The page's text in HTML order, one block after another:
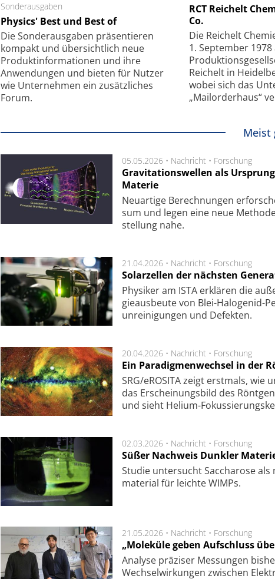
Sonderausgaben
Physics' Best und Best of
Die Sonder­ausgaben präsentieren
kompakt und übersichtlich neue
Produkt­informationen und ihre
Anwendungen und bieten für Nutzer
wie Unternehmen ein zusätzliches
Forum.
RCT Reichelt
Co.
Die Reichelt
1. September
Reichelt in
wobei sich das
„Mailorderhaus“
Faserkoppler mit Super-
Feinfokussierungsmechanismus
Meist
05.05.2026 • Nachricht • Forschung
Gravitationswellen als
Materie
Neu­artige Be­rech­nung­en
sum und legen eine neue
stel­lung nahe.
21.04.2026 • Nachricht • Forschung
Solarzellen der nächsten
Physiker am ISTA er­klä­ren die
gie­aus­beu­te von Blei-Halo­ge­nid-
unrei­ni­gung­en und De­fek­ten.
20.04.2026 • Nachricht • Forschung
Ein Paradigmenwechsel in der
SRG/eROSITA zeigt erst­mals, wie
das Er­schei­nungs­bild des
und sieht Helium-
02.03.2026 • Nachricht • Forschung
Süßer Nachweis Dunkler
Studie unter­sucht Saccha­ro­se
ma­te­rial für leich­te WIMPs.
21.05.2026 • Nachricht • Forschung
„Moleküle geben Aufschluss
Analyse prä­zi­ser Mes­sung­en
Wech­sel­wir­kung­en zwi­schen